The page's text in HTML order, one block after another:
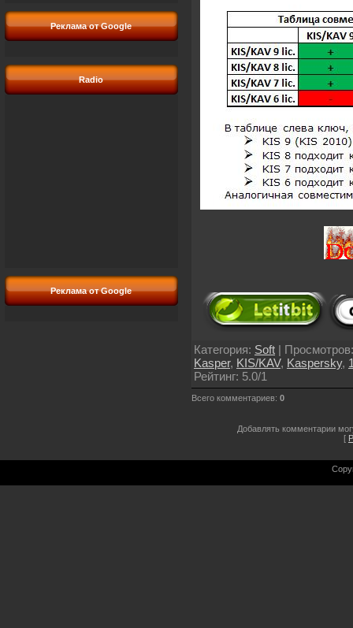
Реклама от Google
Radio
Реклама от Google
Категория: Soft | Просмотров
Kasper, KIS/KAV, Kaspersky,
Рейтинг: 5.0/1
Всего комментариев: 0
Добавлять комментарии
[